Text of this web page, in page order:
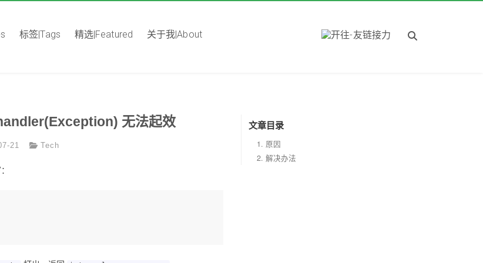
标签|Tags 精选|Featured 关于我|About
无法起效
21 Tech
文章目录
1. 原因
2. 解决办法